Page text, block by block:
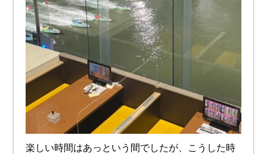
楽しい時間はあっという間でしたが、こうした時